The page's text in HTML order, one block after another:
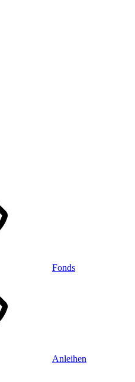
Fonds
Anleihen